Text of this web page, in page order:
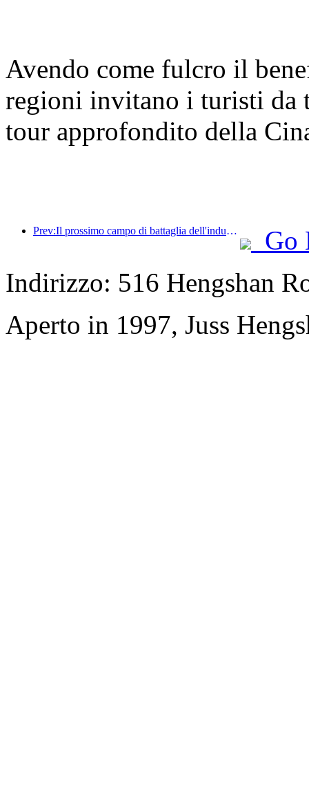
Avendo come fulcro il
regioni invitano i turisti da
tour approfondito della
Prev:Il prossimo campo di battaglia dell'industria alberghiera risiede nei geni sostenibili dell'arredamento
Go
Indirizzo: 516 Hengshan
Aperto in 1997, Juss